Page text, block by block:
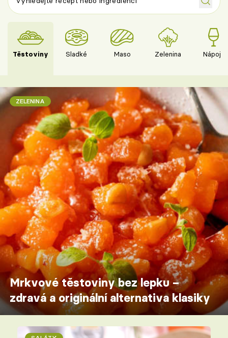
Těstoviny Sladké Maso Zelenina Nápoje
ZELENINA
Mrkvové těstoviny bez lepku –
zdravá a originální alternativa klasiky